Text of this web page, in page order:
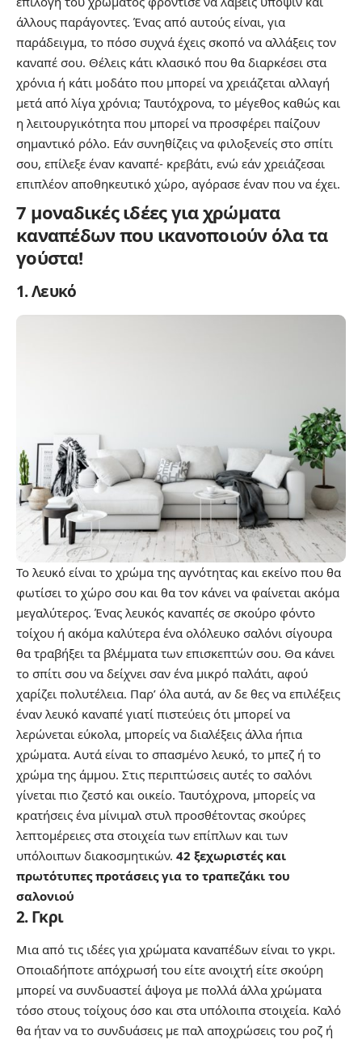
άλλους παράγοντες. Ένας από αυτούς είναι, για
παράδειγμα, το πόσο συχνά έχεις σκοπό να αλλάξεις τον
καναπέ σου. Θέλεις κάτι κλασικό που θα διαρκέσει στα
χρόνια ή κάτι μοδάτο που μπορεί να χρειάζεται αλλαγή
μετά από λίγα χρόνια; Ταυτόχρονα, το μέγεθος καθώς και
η λειτουργικότητα που μπορεί να προσφέρει παίζουν
σημαντικό ρόλο. Εάν συνηθίζεις να φιλοξενείς στο σπίτι
σου, επίλεξε έναν καναπέ- κρεβάτι, ενώ εάν χρειάζεσαι
επιπλέον αποθηκευτικό χώρο, αγόρασε έναν που να έχει.
7 μοναδικές ιδέες για χρώματα
καναπέδων που ικανοποιούν όλα τα
γούστα!
1. Λευκό
Το λευκό είναι το χρώμα της αγνότητας και εκείνο που θα
φωτίσει το χώρο σου και θα τον κάνει να φαίνεται ακόμα
μεγαλύτερος. Ένας λευκός καναπές σε σκούρο φόντο
τοίχου ή ακόμα καλύτερα ένα ολόλευκο σαλόνι σίγουρα
θα τραβήξει τα βλέμματα των επισκεπτών σου. Θα κάνει
το σπίτι σου να δείχνει σαν ένα μικρό παλάτι, αφού
χαρίζει πολυτέλεια. Παρ’ όλα αυτά, αν δε θες να επιλέξεις
έναν λευκό καναπέ γιατί πιστεύεις ότι μπορεί να
λερώνεται εύκολα, μπορείς να διαλέξεις άλλα ήπια
χρώματα. Αυτά είναι το σπασμένο λευκό, το μπεζ ή το
χρώμα της άμμου. Στις περιπτώσεις αυτές το σαλόνι
γίνεται πιο ζεστό και οικείο. Ταυτόχρονα, μπορείς να
κρατήσεις ένα μίνιμαλ στυλ προσθέτοντας σκούρες
λεπτομέρειες στα στοιχεία των επίπλων και των
υπόλοιπων διακοσμητικών. 42 ξεχωριστές και
πρωτότυπες προτάσεις για το τραπεζάκι του
σαλονιού
2. Γκρι
Μια από τις ιδέες για χρώματα καναπέδων είναι το γκρι.
Οποιαδήποτε απόχρωσή του είτε ανοιχτή είτε σκούρη
μπορεί να συνδυαστεί άψογα με πολλά άλλα χρώματα
τόσο στους τοίχους όσο και στα υπόλοιπα στοιχεία. Καλό
θα ήταν να το συνδυάσεις με παλ αποχρώσεις του ροζ ή